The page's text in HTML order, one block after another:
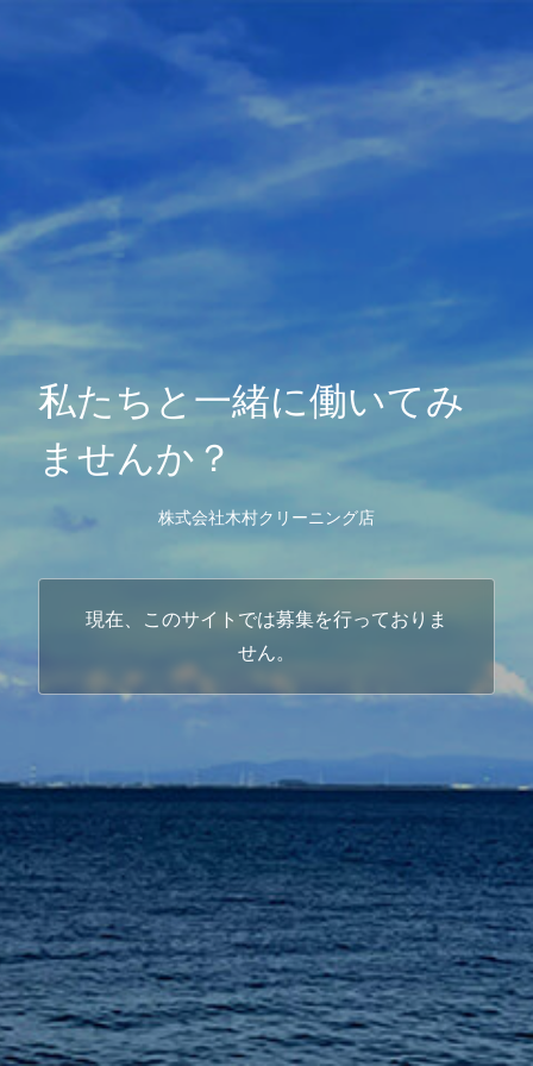
私たちと一緒に働いてみ
ませんか？
株式会社木村クリーニング店
現在、このサイトでは募集を行っておりま
せん。